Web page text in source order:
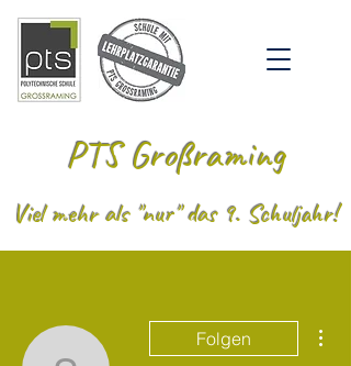
PTS Großraming
Viel mehr als "nur" das 9. Schuljahr!
Folgen